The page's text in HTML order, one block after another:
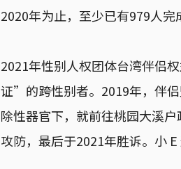
2020年为止，至少已有979人完
2021年性别人权团体台湾伴侣
证”的跨性别者。2019年，伴
除性器官下，就前往桃园大溪
攻防，最后于2021年胜诉。小